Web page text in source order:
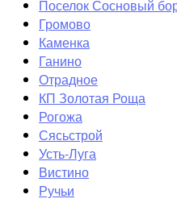
Поселок Сосновый
Громово
Каменка
Ганино
Отрадное
КП Золотая Роща
Рогожа
Сясьстрой
Усть-Луга
Вистино
Ручьи